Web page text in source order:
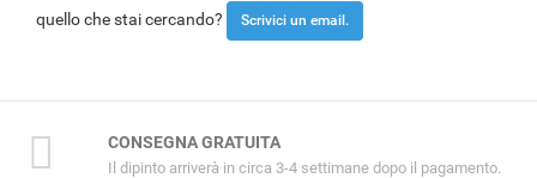
quello che stai cercando?
Scrivici un email.
CONSEGNA GRATUITA
Il dipinto arriverà in circa 3-4 settimane dopo il pagamento.